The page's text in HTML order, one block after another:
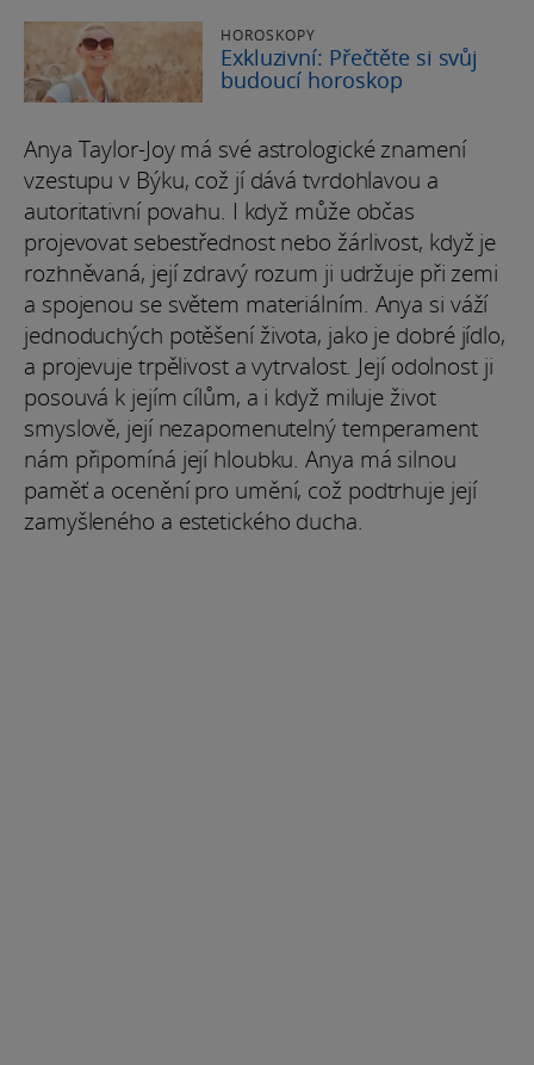
HOROSKOPY
Exkluzivní: Přečtěte si svůj
budoucí horoskop
Anya Taylor-Joy má své astrologické znamení
vzestupu v Býku, což jí dává tvrdohlavou a
autoritativní povahu. I když může občas
projevovat sebestřednost nebo žárlivost, když je
rozhněvaná, její zdravý rozum ji udržuje při zemi
a spojenou se světem materiálním. Anya si váží
jednoduchých potěšení života, jako je dobré jídlo,
a projevuje trpělivost a vytrvalost. Její odolnost ji
posouvá k jejím cílům, a i když miluje život
smyslově, její nezapomenutelný temperament
nám připomíná její hloubku. Anya má silnou
paměť a ocenění pro umění, což podtrhuje její
zamyšleného a estetického ducha.